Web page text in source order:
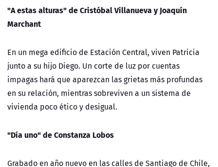
"A estas alturas" de Cristóbal Villanueva y Joaquín
Marchant
En un mega edificio de Estación Central, viven Patricia
junto a su hijo Diego. Un corte de luz por cuentas
impagas hará que aparezcan las grietas más profundas
en su relación, mientras sobreviven a un sistema de
vivienda poco ético y desigual.
"Día uno" de Constanza Lobos
Grabado en año nuevo en las calles de Santiago de Chile,